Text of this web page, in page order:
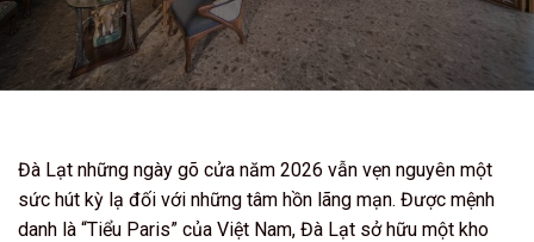
Đà Lạt những ngày gõ cửa năm 2026 vẫn vẹn nguyên một
sức hút kỳ lạ đối với những tâm hồn lãng mạn. Được mệnh
danh là “Tiểu Paris” của Việt Nam, Đà Lạt sở hữu một kho